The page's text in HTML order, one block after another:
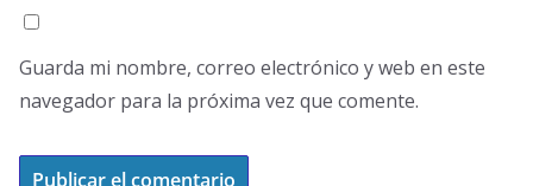
Guarda mi nombre, correo electrónico y web en este
navegador para la próxima vez que comente.